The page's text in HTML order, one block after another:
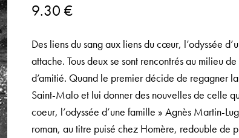
9.30€
Des liens du sang aux liens du cœur, l’odyssée
attache. Tous deux se sont rencontrés au milieu
d’amitié. Quand le premier décide de regagner
Saint-Malo et lui donner des nouvelles de celle
coeur, l’odyssée d’une famille » Agnès Martin-
roman, au titre puisé chez Homère, redouble de